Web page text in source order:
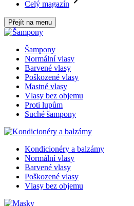
Celý magazín
Přejít na menu
Šampony
Normální vlasy
Barvené vlasy
Poškozené vlasy
Mastné vlasy
Vlasy bez objemu
Proti lupům
Suché šampony
Kondicionéry a balzámy
Normální vlasy
Barvené vlasy
Poškozené vlasy
Vlasy bez objemu